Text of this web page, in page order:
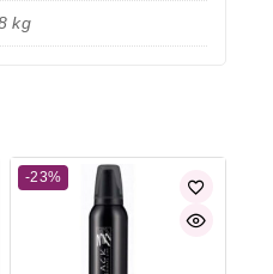
kg
-23%